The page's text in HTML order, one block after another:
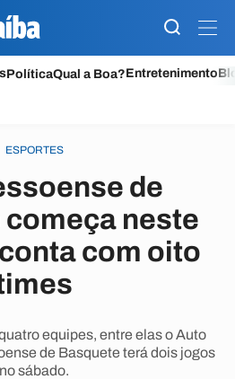
PolíticaQual a Boa?Entretenimento
ESPORTES
de
neste
com oito
equipes, entre elas o Auto
de Basquete terá dois jogos
no sábado.